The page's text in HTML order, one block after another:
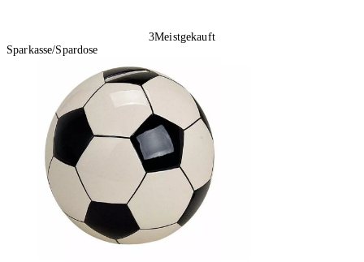
3Meistgekauft
Sparkasse/Spardose